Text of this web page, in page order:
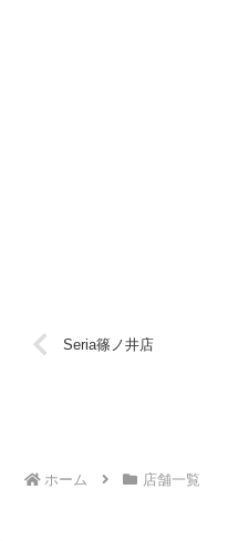
Seria篠ノ井店
ホーム 店舗一覧